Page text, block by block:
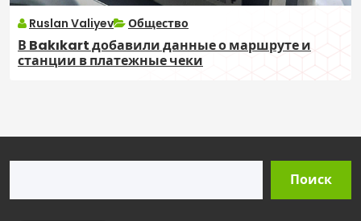
Ruslan Valiyev Общество
В Bakıkart добавили данные о маршруте и
станции в платежные чеки
Поиск